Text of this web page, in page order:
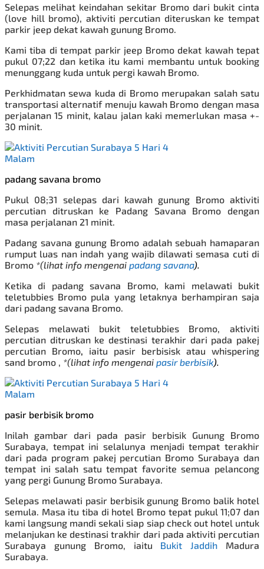
Selepas melihat keindahan sekitar Bromo dari bukit cinta
(love hill bromo), aktiviti percutian diteruskanke tempat
parkir jeep dekat kawah gunung Bromo.
Kami tiba di tempat parkir jeep Bromo dekat kawah tepat
pukul 07;22 dan ketika itu kami membantu untuk booking
menunggang kuda untuk pergi kawah Bromo.
Perkhidmatan sewa kuda di Bromo merupakan salah satu
transportasi alternatif menuju kawah Bromo dengan masa
perjalanan 15 minit, kalau jalan kaki memerlukan masa +-
30 minit.
padang savana bromo
Pukul 08;31 selepas dari kawah gunung Bromo aktiviti
percutian ditruskan ke Padang Savana Bromo dengan
masa perjalanan 21 minit.
Padang savana gunung Bromo adalah sebuah hamaparan
rumput luas nan indah yang wajib dilawati semasa cuti di
Bromo *(lihat info mengenai padang savana).
Ketika di padang savana Bromo, kami melawati bukit
teletubbies Bromo pula yang letaknya berhampiran saja
dari padang savana Bromo.
Selepas melawati bukit teletubbies Bromo, aktiviti
percutian ditruskan ke destinasi terakhir dari pada pakej
percutian Bromo
iaitu pasir berbisisk atau whispering
sand bromo , *(lihat info mengenai pasir berbisik).
pasir berbisik bromo
Inilah gambar dari pada pasir berbisik Gunung Bromo
Surabaya, tempat ini selalunya menjadi tempat terakhir
dari pada program pakej percutian Bromo Surabaya dan
tempat ini salah satu tempat favorite semua pelancong
yang pergi Gunung Bromo Surabaya.
Selepas melawati pasir berbisik gunung Bromo balik hotel
semula. Masa itu tiba di hotel Bromo tepat pukul 11;07 dan
kami langsung mandi sekali siap siap check out hotel untuk
melanjukan ke destinasi trakhir dari pada aktiviti percutian
Surabaya gunung Bromo, iaitu
Bukit Jaddih Madura
Surabaya.